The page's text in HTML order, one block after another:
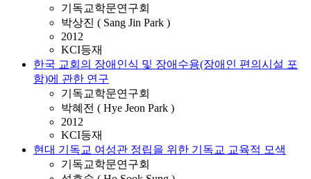
기독교학문연구회
박상진 ( Sang Jin Park )
2012
KCI등재
한국 교회의 장애인식 및 장애수용(장애인 편의시설 포
함)에 관한 연구
기독교학문연구회
박혜전 ( Hye Jeon Park )
2012
KCI등재
현대 기독교 여성관 정립을 위한 기독교 교육적 모색
기독교학문연구회